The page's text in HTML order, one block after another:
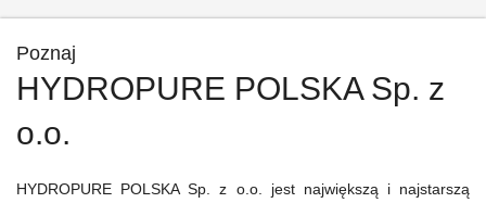
Poznaj
HYDROPURE POLSKA Sp. z
o.o.
HYDROPURE POLSKA Sp. z o.o. jest największą i najstarszą